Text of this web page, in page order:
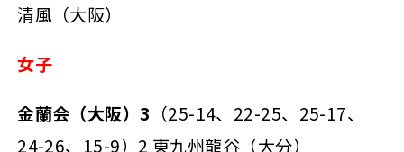
清風（大阪）
女子
金蘭会（大阪）3 （25-14、22-25、25-17、
24-26、15-9）2 東九州龍谷（大分）